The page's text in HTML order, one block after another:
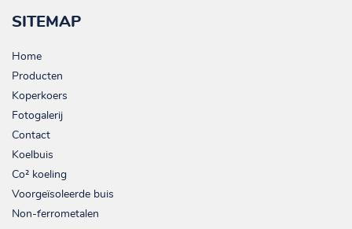
SITEMAP
Home
Producten
Koperkoers
Fotogalerij
Contact
Koelbuis
Co² koeling
Voorgeïsoleerde buis
Non-ferrometalen